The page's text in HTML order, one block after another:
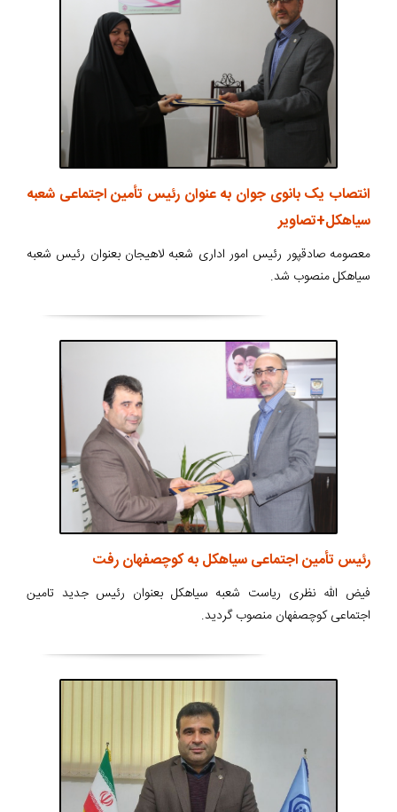
انتصاب یک بانوی جوان به عنوان رئیس تأمین اجتماعی شعبه
سیاهکل+تصاویر
معصومه صادقپور رئیس امور اداری شعبه لاهیجان بعنوان رئیس شعبه
سیاهکل منصوب شد.
رئیس تأمین اجتماعی سیاهکل به کوچصفهان رفت
فیض الله نظری ریاست شعبه سیاهکل بعنوان رئیس جدید تامین
اجتماعی کوچصفهان منصوب گردید.